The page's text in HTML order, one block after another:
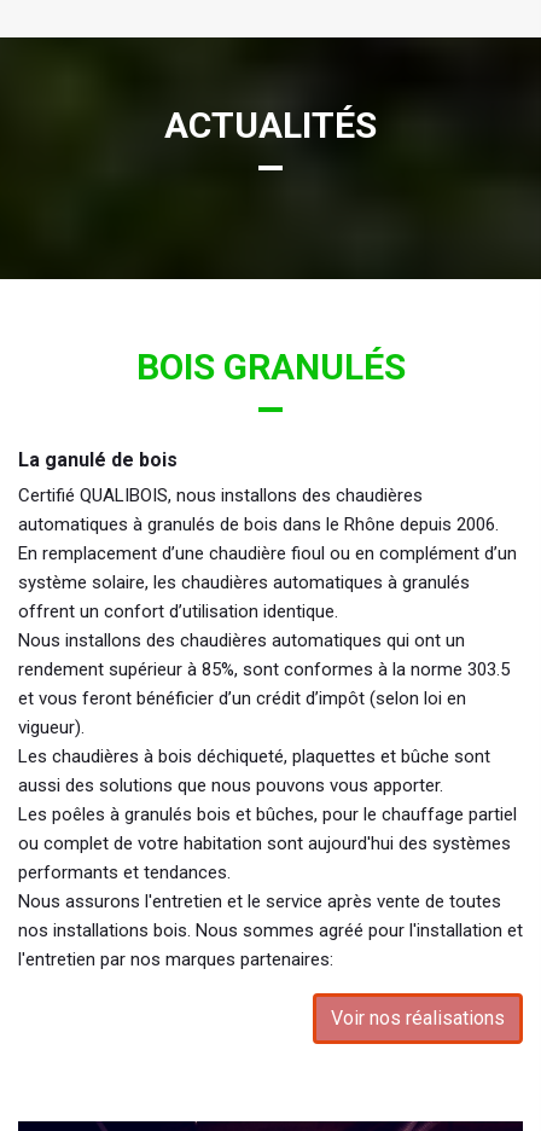
ACTUALITÉS
BOIS GRANULÉS
La ganulé de bois
Certifié QUALIBOIS, nous installons des chaudières
automatiques à granulés de bois dans le Rhône depuis 2006.
En remplacement d’une chaudière fioul ou en complément d’un
système solaire, les chaudières automatiques à granulés
offrent un confort d’utilisation identique.
Nous installons des chaudières automatiques qui ont un
rendement supérieur à 85%, sont conformes à la norme 303.5
et vous feront bénéficier d’un crédit d’impôt (selon loi en
vigueur).
Les chaudières à bois déchiqueté, plaquettes et bûche sont
aussi des solutions que nous pouvons vous apporter.
Les poêles à granulés bois et bûches, pour le chauffage partiel
ou complet de votre habitation sont aujourd'hui des systèmes
performants et tendances.
Nous assurons l'entretien et le service après vente de toutes
nos installations bois. Nous sommes agréé pour l'installation et
l'entretien par nos marques partenaires:
Voir nos réalisations